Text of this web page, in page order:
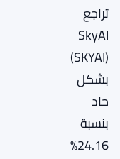
تراجع
SkyAI
(SKYAI)
بشكل
حاد
بنسبة
24.16%